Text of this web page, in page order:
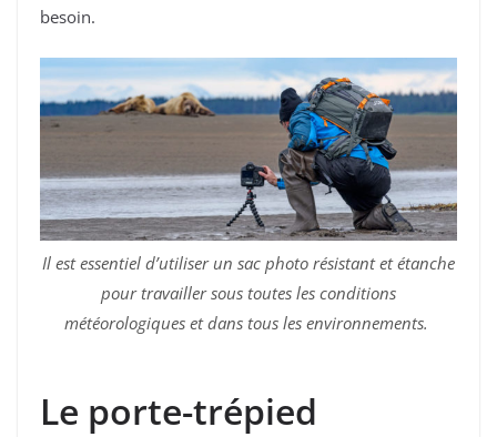
besoin.
Il est essentiel d’utiliser un sac photo résistant et étanche
pour travailler sous toutes les conditions
météorologiques et dans tous les environnements.
Le porte-trépied